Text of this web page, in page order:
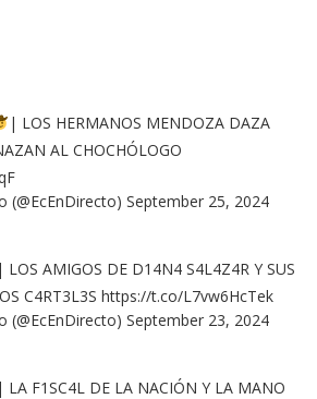
| LOS HERMANOS MENDOZA DAZA
AL CHOCHÓLOGO
(@EcEnDirecto) September 25, 2024
| LOS AMIGOS DE D14N4 S4L4Z4R Y SUS
C4RT3L3S https://t.co/L7vw6HcTek
(@EcEnDirecto) September 23, 2024
| LA F1SC4L DE LA NACIÓN Y LA MANO